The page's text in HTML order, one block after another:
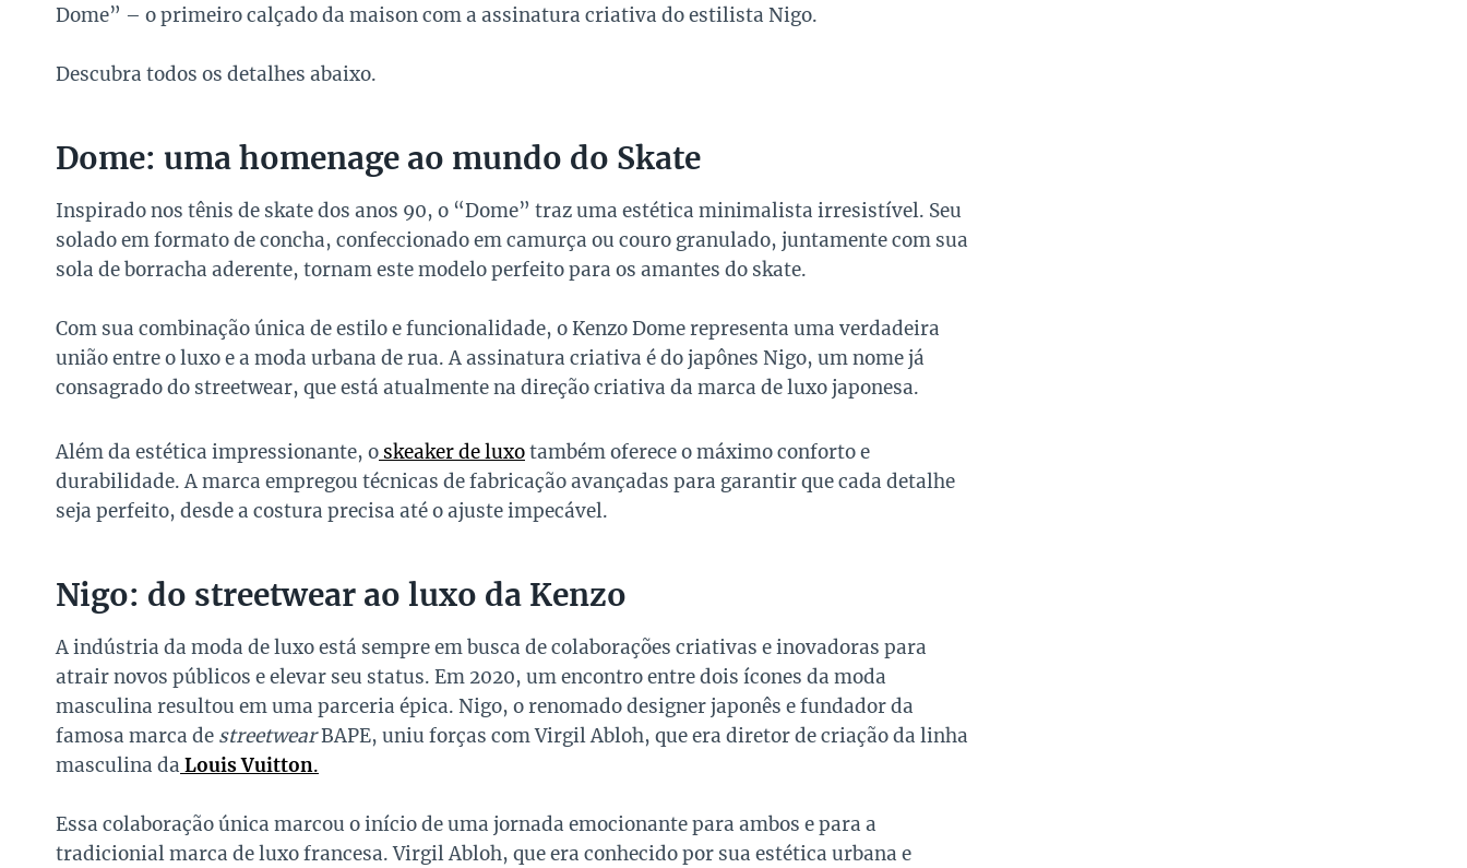
Dome” – o primeiro calçado da maison com a assinatura criativa do estilista Nigo.
Descubra todos os detalhes abaixo.
Dome: uma homenage ao mundo do Skate
Inspirado nos tênis de skate dos anos 90, o “Dome” traz uma estética minimalista irresistível. Seu
solado em formato de concha, confeccionado em camurça ou couro granulado, juntamente com sua
sola de borracha aderente, tornam este modelo perfeito para os amantes do skate.
Com sua combinação única de estilo e funcionalidade, o Kenzo Dome representa uma verdadeira
união entre o luxo e a moda urbana de rua. A assinatura criativa é do japônes Nigo, um nome já
consagrado do streetwear, que está atualmente na direção criativa da marca de luxo japonesa.
Além da estética impressionante, o skeaker de luxotambém oferece o máximo conforto e
durabilidade. A marca empregou técnicas de fabricação avançadas para garantir que cada detalhe
seja perfeito, desde a costura precisa até o ajuste impecável.
Nigo: do streetwear ao luxo da Kenzo
A indústria da moda de luxo está sempre em busca de colaborações criativas e inovadoras para
atrair novos públicos e elevar seu status. Em 2020, um encontro entre dois ícones da moda
masculina resultou em uma parceria épica. Nigo, o renomado designer japonês e fundador da
famosa marca de streetwearBAPE, uniu forças com Virgil Abloh, que era diretor de criação da linha
masculina da Louis Vuitton.
Essa colaboração única marcou o início de uma jornada emocionante para ambos e para a
tradicionial marca de luxo francesa. Virgil Abloh, que era conhecido por sua estética urbana e